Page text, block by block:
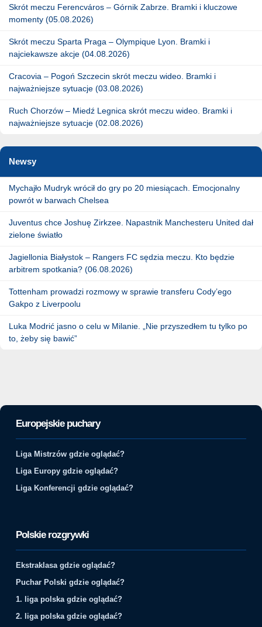
Skrót meczu Ferencváros – Górnik Zabrze. Bramki i kluczowe
momenty (05.08.2026)
Skrót meczu Sparta Praga – Olympique Lyon. Bramki i
najciekawsze akcje (04.08.2026)
Cracovia – Pogoń Szczecin skrót meczu wideo. Bramki i
najważniejsze sytuacje (03.08.2026)
Ruch Chorzów – Miedź Legnica skrót meczu wideo. Bramki i
najważniejsze sytuacje (02.08.2026)
Newsy
Mychajło Mudryk wrócił do gry po 20 miesiącach. Emocjonalny
powrót w barwach Chelsea
Juventus chce Joshuę Zirkzee. Napastnik Manchesteru United dał
zielone światło
Jagiellonia Białystok – Rangers FC sędzia meczu. Kto będzie
arbitrem spotkania? (06.08.2026)
Tottenham prowadzi rozmowy w sprawie transferu Cody’ego
Gakpo z Liverpoolu
Luka Modrić jasno o celu w Milanie. „Nie przyszedłem tu tylko po
to, żeby się bawić”
Europejskie puchary
Liga Mistrzów gdzie oglądać?
Liga Europy gdzie oglądać?
Liga Konferencji gdzie oglądać?
Polskie rozgrywki
Ekstraklasa gdzie oglądać?
Puchar Polski gdzie oglądać?
1. liga polska gdzie oglądać?
2. liga polska gdzie oglądać?